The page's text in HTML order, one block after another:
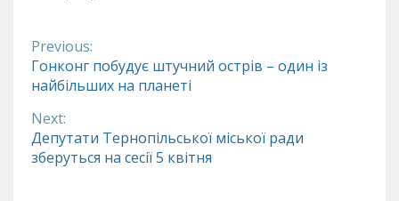
Continue
Reading
Previous:
Гонконг побудує штучний острів – один із
найбільших на планеті
Next:
Депутати Тернопільської міської ради
зберуться на сесії 5 квітня